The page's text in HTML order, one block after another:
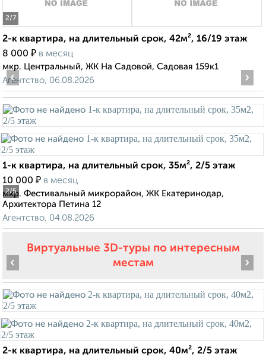
2/7
2-к квартира, на длительный срок, 42м², 16/19 этаж
8 000 ₽ в месяц
мкр. Центральный, ЖК На Садовой, Садовая 159к1
Агентство, 06.08.2026
2/5
‹ ›
1-к квартира, на длительный срок, 35м², 2/5 этаж
10 000 ₽ в месяц
мкр. Фестивальный микрорайон, ЖК Екатеринодар,
Архитектора Петина 12
Агентство, 04.08.2026
Виртуальные 3D-туры по интересным
местам
‹ ›
2-к квартира, на длительный срок, 40м², 2/5 этаж